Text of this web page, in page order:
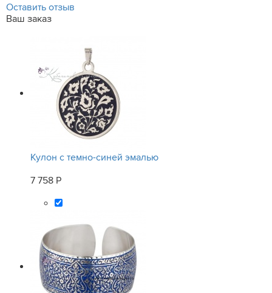
Оставить отзыв
Ваш заказ
Кулон с темно-синей эмалью
7 758 Р